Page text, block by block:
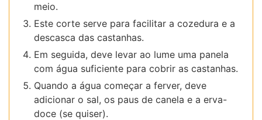
meio.
Este corte serve para facilitar a cozedura e a
descasca das castanhas.
Em seguida, deve levar ao lume uma panela
com água suficiente para cobrir as castanhas.
Quando a água começar a ferver, deve
adicionar o sal, os paus de canela e a erva-
doce (se quiser).